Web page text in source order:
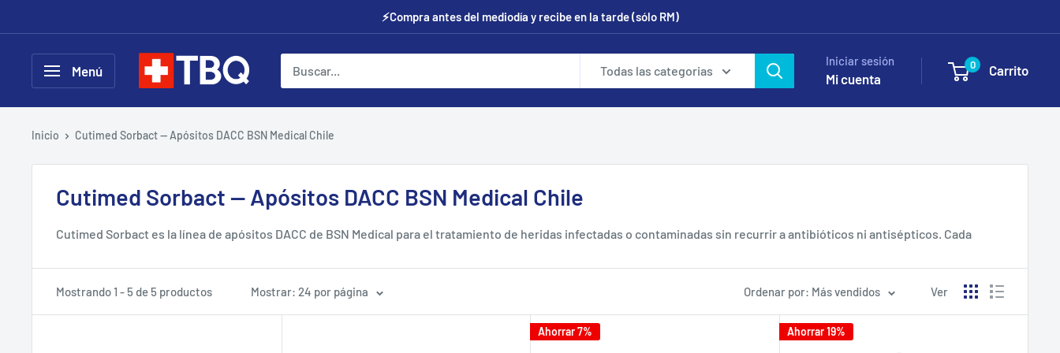
directamente
contenido
⚡Compra antes del mediodía y recibe en la tarde (sólo RM)
Menú tubotiquin.cl Todas las categorias
Iniciar sesión
Mi cuenta
0 Carrito
Inicio Cutimed Sorbact — Apósitos DACC BSN Medical Chile
Cutimed Sorbact — Apósitos DACC BSN Medical Chile
Cutimed Sorbact es la línea de apósitos DACC de BSN Medical para el tratamiento de heridas infectadas o contaminadas sin recurrir a antibióticos ni antisépticos. Cada
Formatos Cutimed Sorbact disponibles en TuBotiquín
Mostrando 1 - 5 de 5 productos Mostrar: 24 por página Ordenar por: Más vendidos Ver
Ahorrar 7% Ahorrar 19%